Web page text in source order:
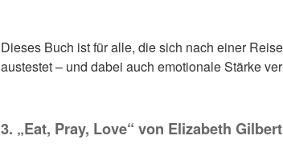
Dieses Buch ist für alle, die sich nach einer
austestet – und dabei auch emotionale Stärke
3. „Eat, Pray, Love“ von Elizabeth Gilbert